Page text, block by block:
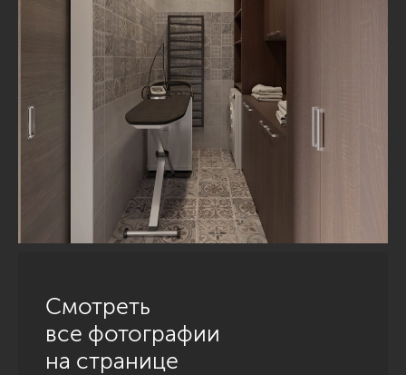
Смотреть
все фотографии
на странице